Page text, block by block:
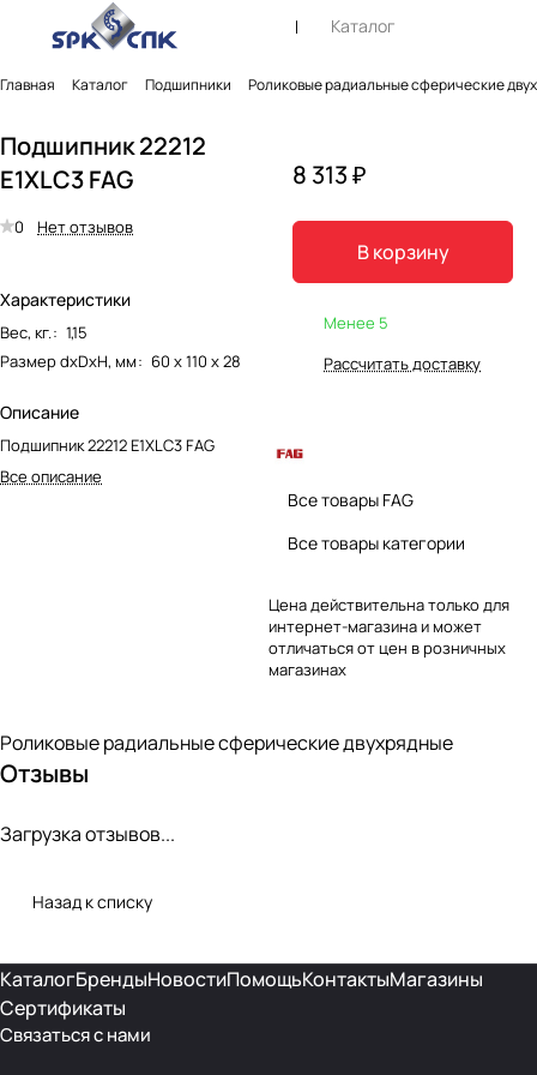
Каталог
Главная Каталог Подшипники Роликовые радиальные сферические
Подшипник 22212
E1XLC3 FAG
0 Нет отзывов
Характеристики
Вес, кг.: 1,15
Размер dxDxH, мм: 60 х 110 х 28
Описание
Подшипник 22212 E1XLC3 FAG
Все описание
8 313 ₽
В корзину
Менее 5
Рассчитать доставку
Все товары FAG
Все товары категории
Цена действительна только для
интернет-магазина и может
отличаться от цен в розничных
магазинах
Роликовые радиальные сферические двухрядные
Отзывы
Загрузка отзывов...
Назад к списку
КаталогБрендыНовостиПомощьКонтактыМагазины
Сертификаты
Связаться с нами